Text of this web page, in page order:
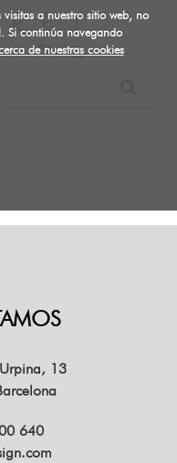
a nuestro sitio web, no
Si continúa navegando
de nuestras cookies
SOBRE
13
640